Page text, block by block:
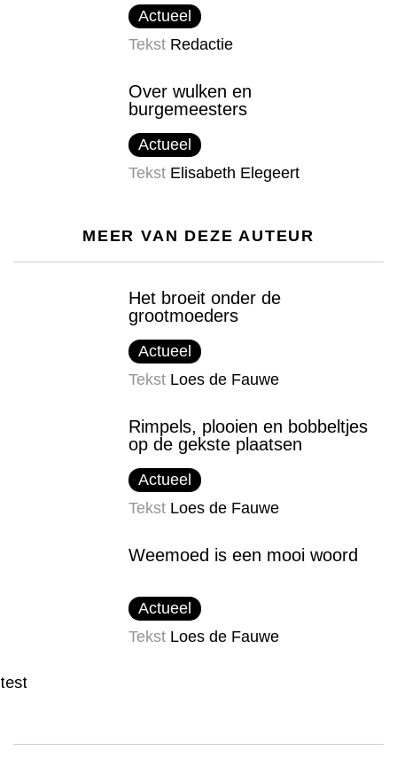
Actueel
Tekst Redactie
Over wulken en
burgemeesters
Actueel
Tekst Elisabeth Elegeert
MEER VAN DEZE AUTEUR
Het broeit onder de
grootmoeders
Actueel
Tekst Loes de Fauwe
Rimpels, plooien en bobbeltjes
op de gekste plaatsen
Actueel
Tekst Loes de Fauwe
Weemoed is een mooi woord
Actueel
Tekst Loes de Fauwe
test